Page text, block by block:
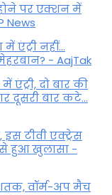
पर एक्शन में
News
एंट्री नहीं...
- AajTak
दो बार की
दूसरी बार कटे...
टीवी एक्ट्रेस
से हुआ खुलासा -
वॉर्म-अप मैच